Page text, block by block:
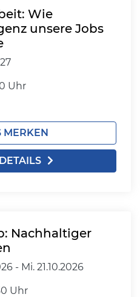
Wie
unsere Jobs
Uhr
Nachhaltiger
- Mi. 21.10.2026
Uhr